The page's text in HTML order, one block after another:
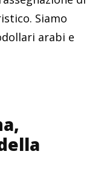
Siamo
arabi e